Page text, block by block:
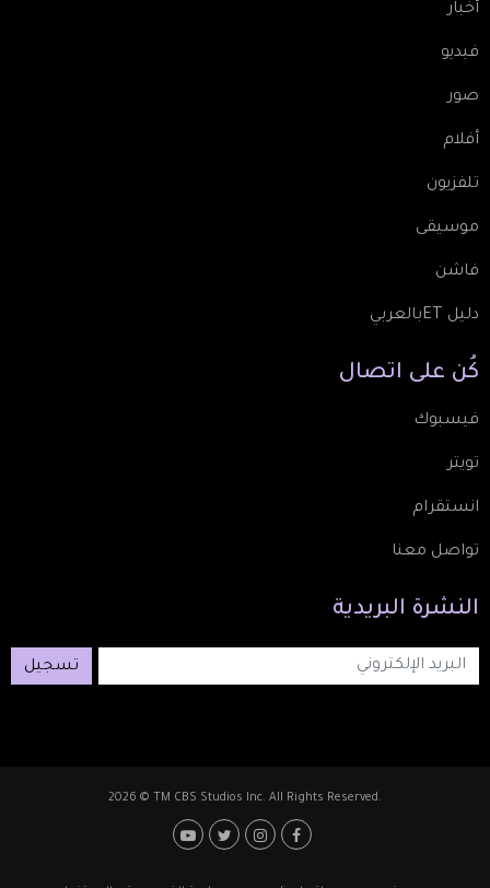
أخبار
فيديو
صور
أفلام
تلفزيون
موسيقى
فاشن
دليل ETبالعربي
كُن على اتصال
فيسبوك
تويتر
انستقرام
تواصل معنا
النشرة البريدية
تسجيل
2026 © TM CBS Studios Inc. All Rights Reserved.
Footer: Social Media